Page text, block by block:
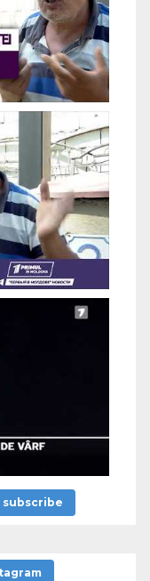
subscribe